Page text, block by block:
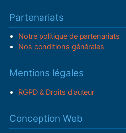
Partenariats
Notre politique de partenariats
Nos conditions générales
Mentions légales
RGPD & Droits d'auteur
Conception Web